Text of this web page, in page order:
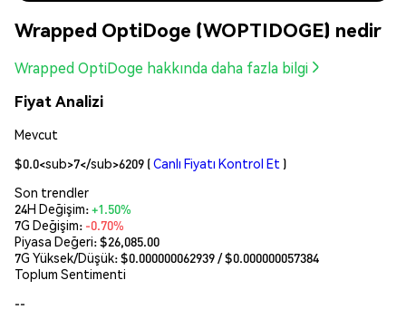
Wrapped OptiDoge (WOPTIDOGE) nedir
Wrapped OptiDoge hakkında daha fazla bilgi
Fiyat Analizi
Mevcut
$0.0<sub>7</sub>6209 (Canlı Fiyatı Kontrol Et )
Son trendler
24H Değişim:+1.50%
7G Değişim: -0.70%
Piyasa Değeri:$26,085.00
7G Yüksek/Düşük: $0.000000062939 / $0.000000057384
Toplum Sentimenti
--